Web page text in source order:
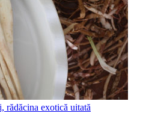
rădăcina exotică uitată